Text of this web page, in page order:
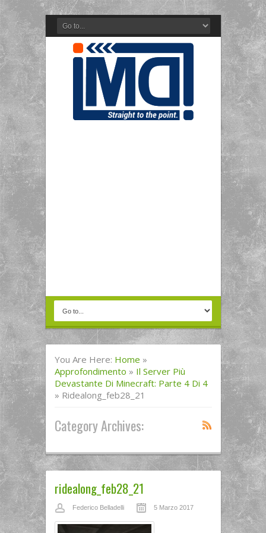
You Are Here: Home »
Approfondimento » Il Server Più
Devastante Di Minecraft: Parte 4 Di 4
» Ridealong_feb28_21
Category Archives:
ridealong_feb28_21
Federico Belladelli 5 Marzo 2017